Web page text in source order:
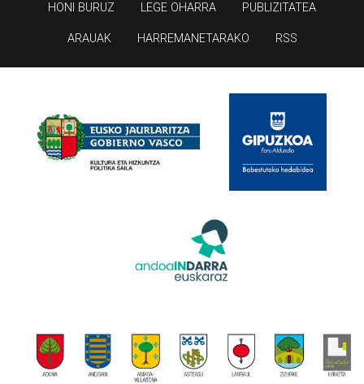
HONI BURUZ LEGE OHARRA PUBLIZITATEA
ARAUAK HARREMANETARAKO RSS